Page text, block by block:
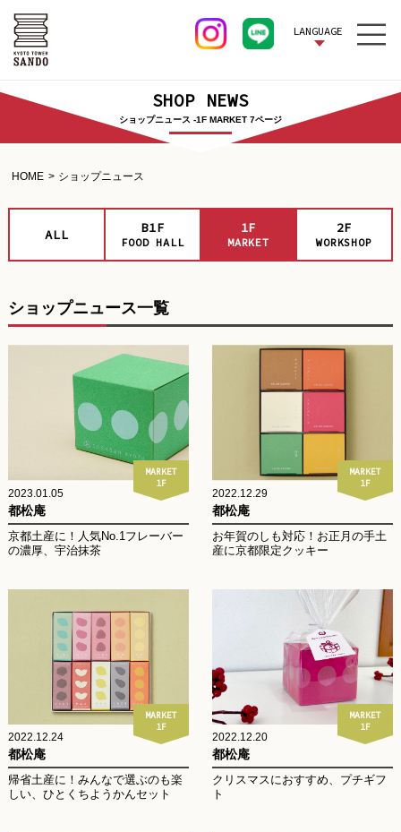
LANGUAGE
SHOP NEWS
ショップニュース -1F MARKET 7ページ
HOME ショップニュース
ALL B1F
FOOD HALL
1F
MARKET
2F
WORKSHOP
ショップニュース一覧
MARKET
1F
2023.01.05
都松庵
京都土産に！人気No.1フレーバー
の濃厚、宇治抹茶
MARKET
1F
2022.12.29
都松庵
お年賀のしも対応！お正月の手土
産に京都限定クッキー
MARKET
1F
2022.12.24
都松庵
帰省土産に！みんなで選ぶのも楽
しい、ひとくちようかんセット
MARKET
1F
2022.12.20
都松庵
クリスマスにおすすめ、プチギフ
ト